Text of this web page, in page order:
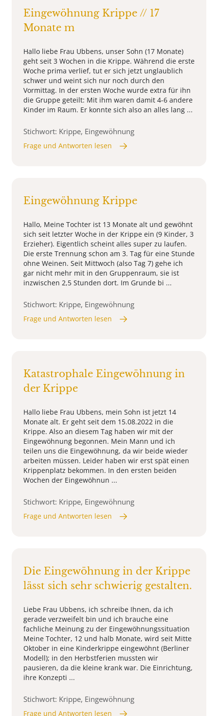
Eingewöhnung Krippe // 17
Monate m
Hallo liebe Frau Ubbens, unser Sohn (17 Monate)
geht seit 3 Wochen in die Krippe. Während die erste
Woche prima verlief, tut er sich jetzt unglaublich
schwer und weint sich nur noch durch den
Vormittag. In der ersten Woche wurde extra für ihn
die Gruppe geteilt: Mit ihm waren damit 4-6 andere
Kinder im Raum. Er konnte sich also an alles lang ...
Stichwort: Krippe, Eingewöhnung
Frage und Antworten lesen
Eingewöhnung Krippe
Hallo, Meine Tochter ist 13 Monate alt und gewöhnt
sich seit letzter Woche in der Krippe ein (9 Kinder, 3
Erzieher). Eigentlich scheint alles super zu laufen.
Die erste Trennung schon am 3. Tag für eine Stunde
ohne Weinen. Seit Mittwoch (also Tag 7) gehe ich
gar nicht mehr mit in den Gruppenraum, sie ist
inzwischen 2,5 Stunden dort. Im Grunde bi ...
Stichwort: Krippe, Eingewöhnung
Frage und Antworten lesen
Katastrophale Eingewöhnung in
der Krippe
Hallo liebe Frau Ubbens, mein Sohn ist jetzt 14
Monate alt. Er geht seit dem 15.08.2022 in die
Krippe. Also an diesem Tag haben wir mit der
Eingewöhnung begonnen. Mein Mann und ich
teilen uns die Eingewöhnung, da wir beide wieder
arbeiten müssen. Leider haben wir erst spät einen
Krippenplatz bekommen. In den ersten beiden
Wochen der Eingewöhnun ...
Stichwort: Krippe, Eingewöhnung
Frage und Antworten lesen
Die Eingewöhnung in der Krippe
lässt sich sehr schwierig gestalten.
Liebe Frau Ubbens, ich schreibe Ihnen, da ich
gerade verzweifelt bin und ich brauche eine
fachliche Meinung zu der Eingewöhnungssituation
Meine Tochter, 12 und halb Monate, wird seit Mitte
Oktober in eine Kinderkrippe eingewöhnt (Berliner
Modell); in den Herbstferien mussten wir
pausieren, da die kleine krank war. Die Einrichtung,
ihre Konzepti ...
Stichwort: Krippe, Eingewöhnung
Frage und Antworten lesen